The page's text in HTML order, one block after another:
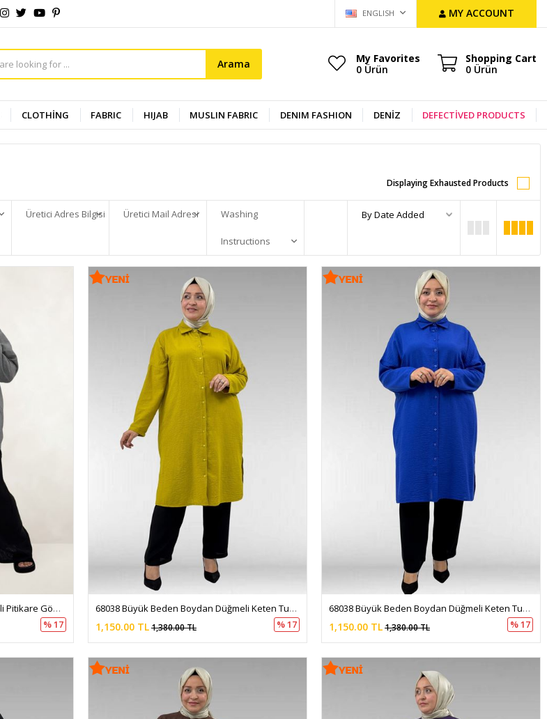
ENGLISH MY ACCOUNT
Arama
My Favorites
0 Ürün
Shopping Cart
0 Ürün
CLOTHİNG FABRIC HIJAB MUSLIN FABRIC DENIM FASHION DENİZ DEFECTİVED PRODUCTS
Displaying Exhausted Products
Üretici Adres Bilgisi Üretici Mail Adresi Washing
Instructions
68068 Büyük Beden Kolları Lastikli Pitikare Gömlek - Pitikare Siyah
% 17
68038 Büyük Beden Boydan Düğmeli Keten Tunik - Yağ Yeşili
1,150.00 TL1,380.00 TL % 17
68038 Büyük Beden Boydan Düğmeli Keten Tunik - Saks
1,150.00 TL1,380.00 TL % 17